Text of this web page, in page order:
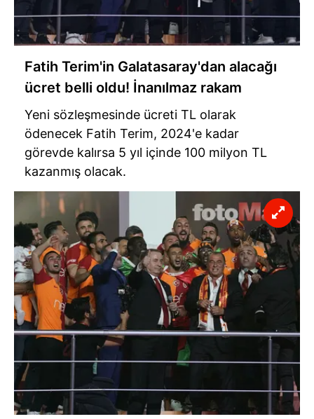
Fatih Terim'in Galatasaray'dan alacağı
ücret belli oldu! İnanılmaz rakam
Yeni sözleşmesinde ücreti TL olarak
ödenecek Fatih Terim, 2024'e kadar
görevde kalırsa 5 yıl içinde 100 milyon TL
kazanmış olacak.